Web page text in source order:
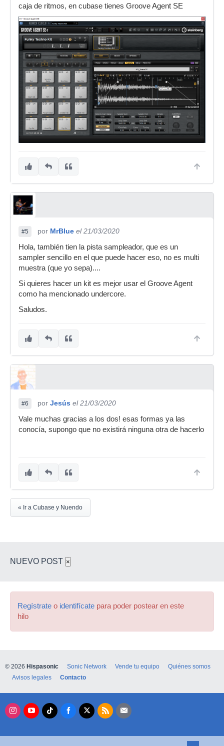
caja de ritmos, en cubase tienes Groove Agent SE
#5 por MrBlue el 21/03/2020
Hola, también tien la pista sampleador, que es un
sampler sencillo en el que puede hacer eso, no es multi
muestra (que yo sepa)....
Si quieres hacer un kit es mejor usar el Groove Agent
como ha mencionado undercore.
Saludos.
#6 por Jesús el 21/03/2020
Vale muchas gracias a los dos! esas formas ya las
conocía, supongo que no existirá ninguna otra de hacerlo
« Ir a Cubase y Nuendo
NUEVO POST ×
Regístrate o identifícate para poder postear en este
hilo
© 2026 Hispasonic Sonic Network Vende tu equipo
Quiénes somos
Avisos legales
Contacto